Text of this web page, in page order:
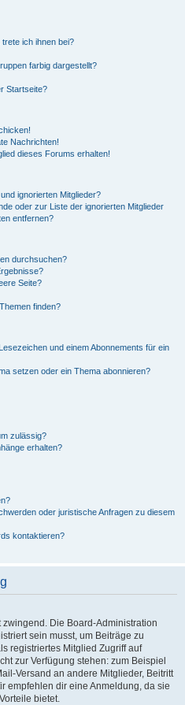
ich ihnen bei?
farbig dargestellt?
Startseite?
Nachrichten!
dieses Forums erhalten!
ignorierten Mitglieder?
oder zur Liste der ignorierten Mitglieder
entfernen?
durchsuchen?
Seite?
finden?
und einem Abonnements für ein
setzen oder ein Thema abonnieren?
zulässig?
erhalten?
oder juristische Anfragen zu diesem
kontaktieren?
Die Board-Administration
sein musst, um Beiträge zu
registriertes Mitglied Zugriff auf
zur Verfügung stehen: zum Beispiel
Versand an andere Mitglieder, Beitritt
empfehlen dir eine Anmeldung, da sie
bietet.